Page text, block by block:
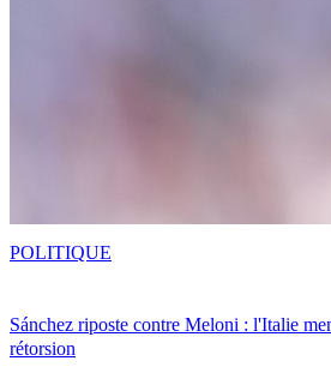
Sánchez riposte contre Meloni : l'Italie
rétorsion
POLITIQUE